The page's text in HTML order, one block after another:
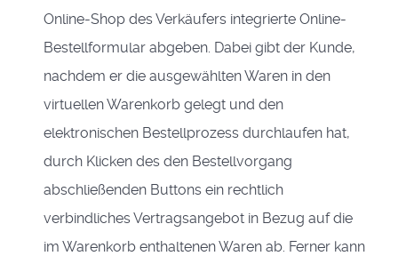
Online-Shop des Verkäufers integrierte Online-
Bestellformular abgeben. Dabei gibt der Kunde,
nachdem er die ausgewählten Waren in den
virtuellen Warenkorb gelegt und den
elektronischen Bestellprozess durchlaufen hat,
durch Klicken des den Bestellvorgang
abschließenden Buttons ein rechtlich
verbindliches Vertragsangebot in Bezug auf die
im Warenkorb enthaltenen Waren ab. Ferner kann